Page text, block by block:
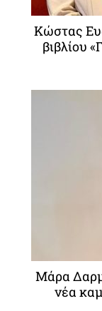
Κώστας
βιβλίου
Μάρα
νέα